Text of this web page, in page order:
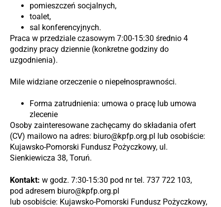
pomieszczeń socjalnych,
toalet,
sal konferencyjnych.
Praca w przedziale czasowym 7:00-15:30 średnio 4
godziny pracy dziennie (konkretne godziny do
uzgodnienia).
Mile widziane orzeczenie o niepełnosprawności.
Forma zatrudnienia: umowa o pracę lub umowa
zlecenie
Osoby zainteresowane zachęcamy do składania ofert
(CV) mailowo na adres: biuro@kpfp.org.pl lub osobiście:
Kujawsko-Pomorski Fundusz Pożyczkowy, ul.
Sienkiewicza 38, Toruń.
Kontakt: w godz. 7:30-15:30 pod nr tel. 737 722 103,
pod adresem biuro@kpfp.org.pl
lub osobiście: Kujawsko-Pomorski Fundusz Pożyczkowy,